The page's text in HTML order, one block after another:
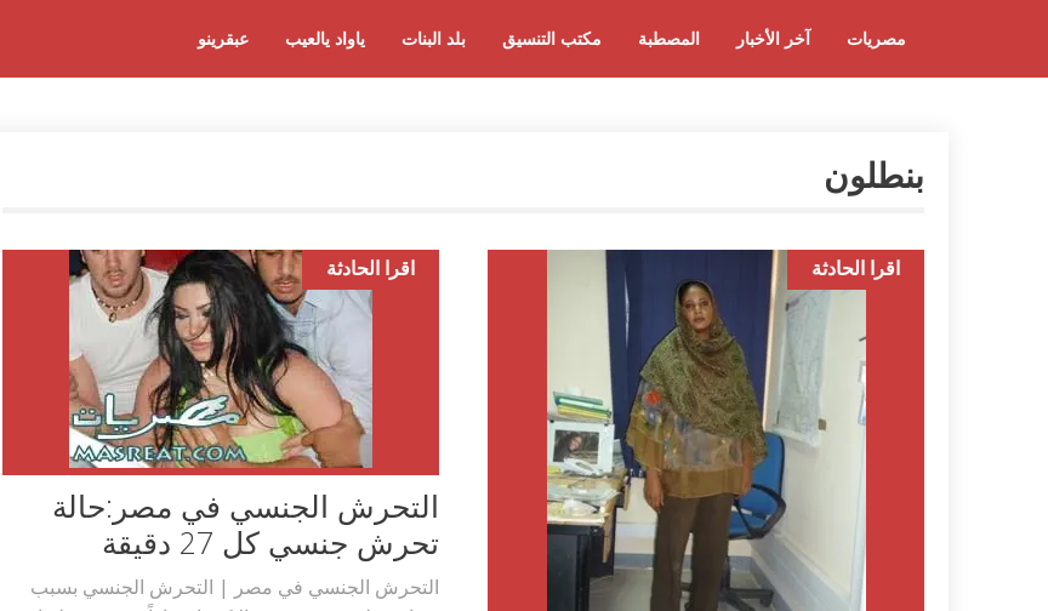
عبقرينو ياواد يالعيب بلد البنات مكتب التنسيق المصطبة آخر الأخبار مصريات
بنطلون
اقرا الحادثة
التحرش الجنسي في مصر:حالة
تحرش جنسي كل 27 دقيقة
التحرش الجنسي في مصر | التحرش الجنسي بسبب
اقرا الحادثة